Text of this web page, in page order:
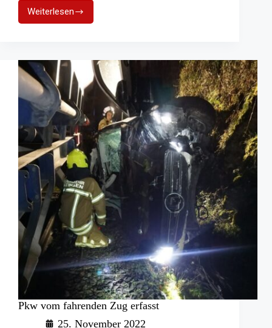
Weiterlesen
Nach
der
für
die
Feuerwehr
Ratingen
Pkw vom fahrenden Zug erfasst
25. November 2022